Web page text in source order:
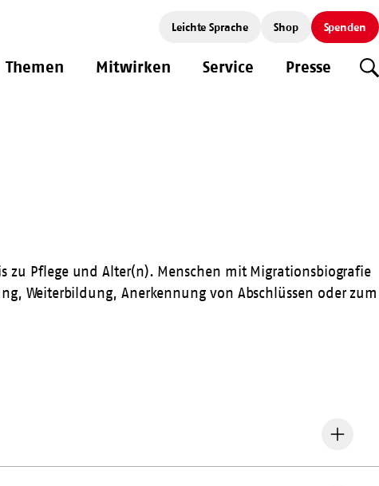
Leichte Sprache Shop Spenden
Themen Mitwirken Service Presse
zu Pflege und Alter(n). Menschen mit Migrationsbiografie
Weiterbildung, Anerkennung von Abschlüssen oder zum